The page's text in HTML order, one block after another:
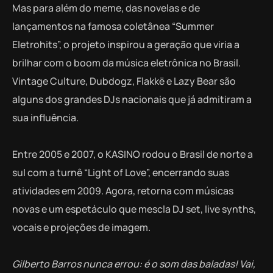
Mas para além do meme, das novelas e de
lançamentos na famosa coletânea “Summer
Eletrohits”, o projeto inspirou a geração que viria a
brilhar com o boom da música eletrônica no Brasil.
Vintage Culture, Dubdogz, Flakkë e Lazy Bear são
alguns dos grandes DJs nacionais que já admitiram a
sua influência.
Entre 2005 e 2007, o KASINO rodou o Brasil de norte a
sul com a turnê “Light of Love”, encerrando suas
atividades em 2009. Agora, retorna com músicas
novas e um espetáculo que mescla DJ set, live synths,
vocais e projeções de imagem.
Gilberto Barros nunca errou: é o som das baladas! Vai,